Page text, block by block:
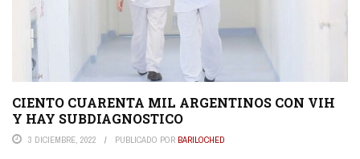
CIENTO CUARENTA MIL ARGENTINOS CON VIH
Y HAY SUBDIAGNOSTICO
3 DICIEMBRE, 2022 PUBLICADO POR BARILOCHED